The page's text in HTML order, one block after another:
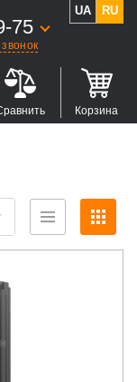
75
UA RU
Корзина